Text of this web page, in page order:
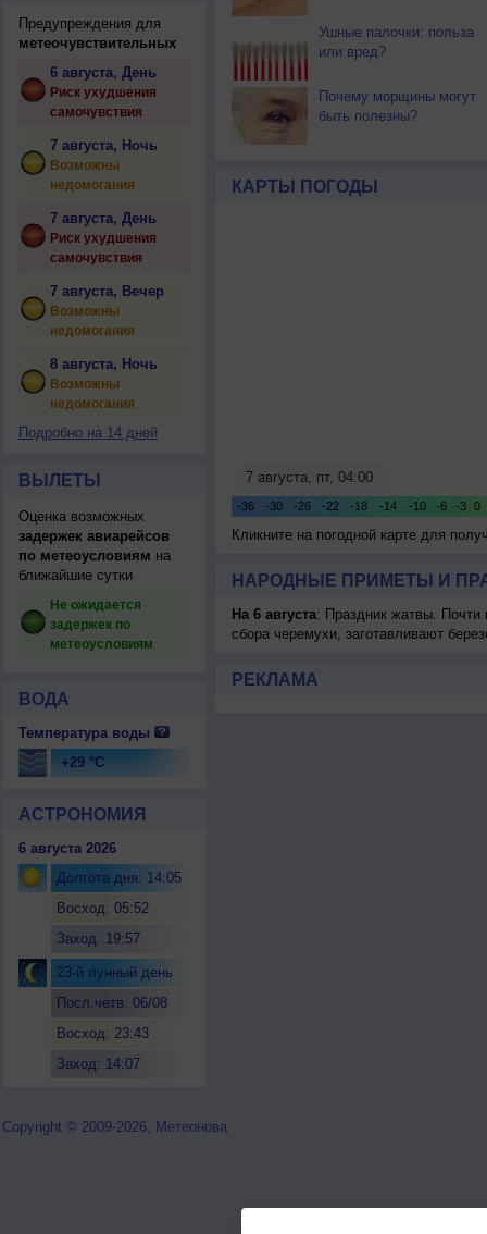
Предупреждения для
метеочувствительных
6 августа, День
Риск ухудшения
самочувствия
7 августа, Ночь
Возможны
недомогания
7 августа, День
Риск ухудшения
самочувствия
7 августа, Вечер
Возможны
недомогания
8 августа, Ночь
Возможны
недомогания
Подробно на 14 дней
ВЫЛЕТЫ
Оценка возможных
задержек авиарейсов
по метеоусловиям на
ближайшие сутки
Не ожидается
задержек по
метеоусловиям
ВОДА
Температура воды
+29 °C
АСТРОНОМИЯ
6 августа 2026
Долгота дня: 14:05
Восход: 05:52
Заход: 19:57
23-й лунный день
Посл.четв. 06/08
Восход: 23:43
Заход: 14:07
Ушные палочки: польза
или вред?
Почему морщины могут
быть полезны?
КАРТЫ ПОГОДЫ
Кликните на погодной карте для
НАРОДНЫЕ ПРИМЕТЫ И
На 6 августа: Праздник жатвы. Почти
сбора черемухи, заготавливают
РЕКЛАМА
Copyright © 2009-2026, Метеонова